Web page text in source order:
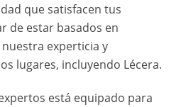
que satisfacen tus
de estar basados en
experticia y
lugares, incluyendo Lécera.
está equipado para